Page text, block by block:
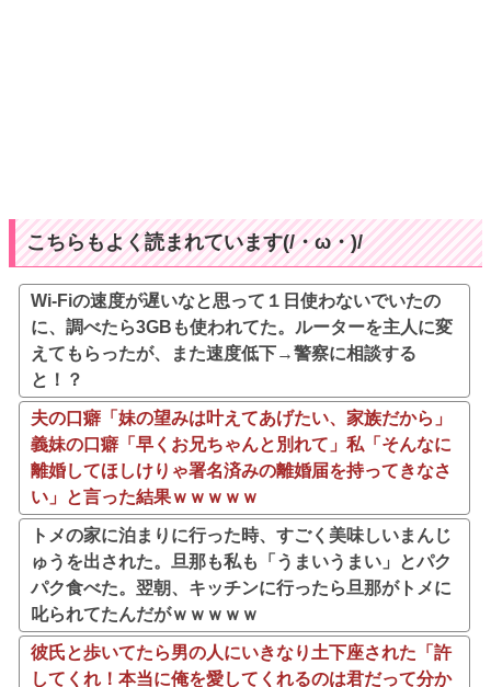
こちらもよく読まれています(/・ω・)/
Wi-Fiの速度が遅いなと思って１日使わないでいたの
に、調べたら3GBも使われてた。ルーターを主人に変
えてもらったが、また速度低下→警察に相談する
と！？
夫の口癖「妹の望みは叶えてあげたい、家族だから」
義妹の口癖「早くお兄ちゃんと別れて」私「そんなに
離婚してほしけりゃ署名済みの離婚届を持ってきなさ
い」と言った結果ｗｗｗｗｗ
トメの家に泊まりに行った時、すごく美味しいまんじ
ゅうを出された。旦那も私も「うまいうまい」とパク
パク食べた。翌朝、キッチンに行ったら旦那がトメに
叱られてたんだがｗｗｗｗｗ
彼氏と歩いてたら男の人にいきなり土下座された「許
してくれ！本当に俺を愛してくれるのは君だって分か